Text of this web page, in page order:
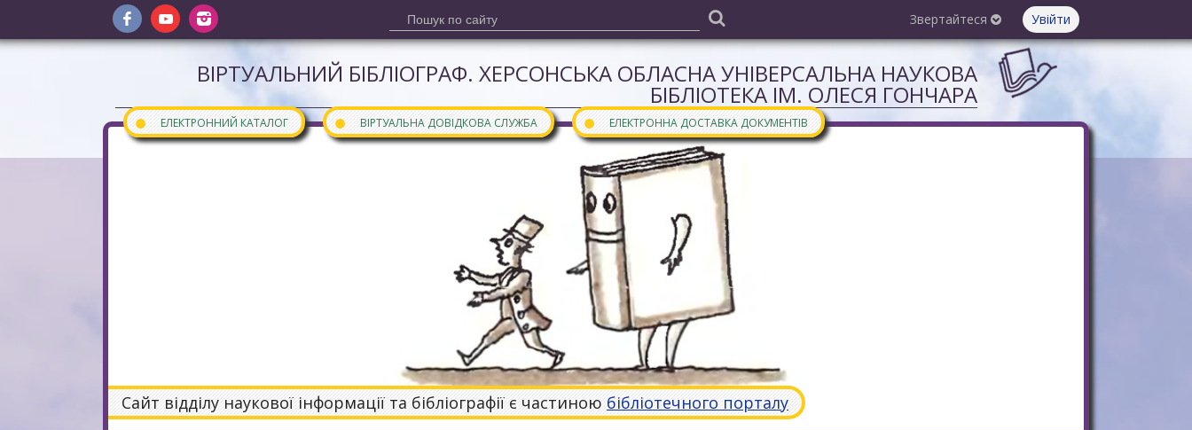
Звертайтеся Увійти
ВІРТУАЛЬНИЙ БІБЛІОГРАФ. ХЕРСОНСЬКА ОБЛАСНА УНІВЕРСАЛЬНА НАУКОВА
БІБЛІОТЕКА ІМ. ОЛЕСЯ ГОНЧАРА
● ЕЛЕКТРОННИЙ КАТАЛОГ ● ВІРТУАЛЬНА ДОВІДКОВА СЛУЖБА ● ЕЛЕКТРОННА ДОСТАВКА ДОКУМЕНТІВ
Сайт відділу наукової інформації та бібліографії є частиною бібліотечного порталу